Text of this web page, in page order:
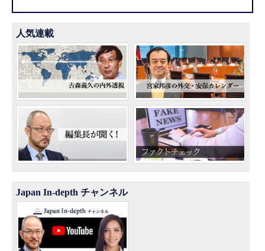
人気連載
Japan In-depth チャンネル